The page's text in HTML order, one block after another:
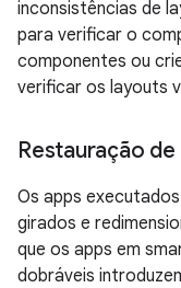
inconsistências de
para verificar o
componentes ou
verificar os layouts
Restauração
Os apps
girados e
que os apps em
dobráveis